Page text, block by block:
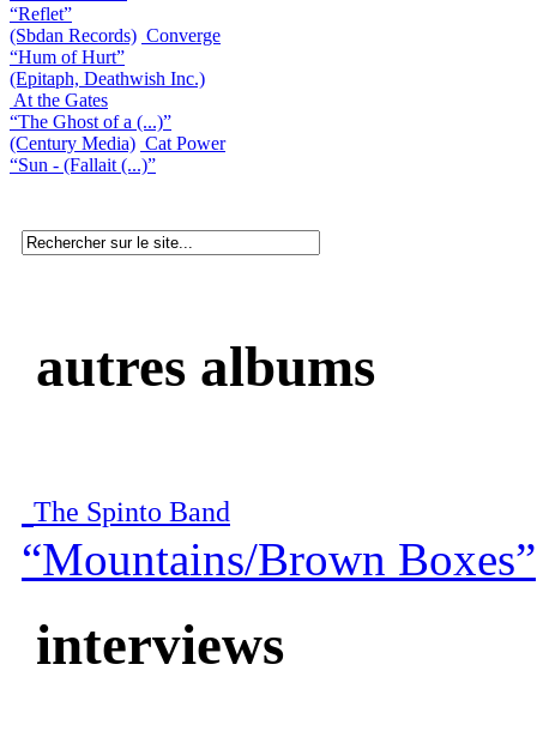
“Reflet”
(Sbdan Records) Converge
“Hum of Hurt”
(Epitaph, Deathwish Inc.)
At the Gates
“The Ghost of a (...)”
(Century Media) Cat Power
“Sun - (Fallait (...)”
autres albums
The Spinto Band
“Mountains/Brown Boxes”
interviews